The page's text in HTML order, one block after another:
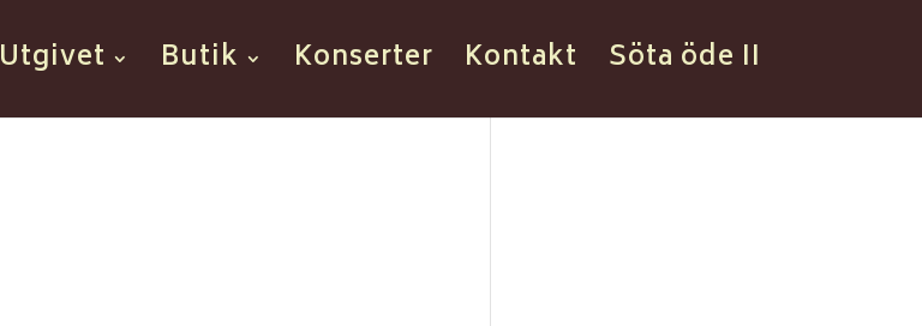
Utgivet Butik Konserter Kontakt Söta öde II